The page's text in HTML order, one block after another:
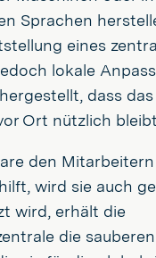
Sprachen
eines
lokale
dass
Ort nützlich
den
wird sie auch
wird, erhält die
die sauberen